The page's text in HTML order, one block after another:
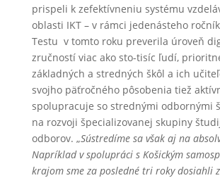
prispeli k zefektívneniu systému
oblasti IKT – v rámci jedenásteho
Testu v tomto roku preverila úroveň
zručností viac ako sto-tisíc ľudí,
základných a stredných škôl a ich
svojho päťročného pôsobenia tiež
spolupracuje so strednými odbornými
na rozvoji špecializovanej skupiny
odborov. „Sústredíme sa však aj na
Napríklad v spolupráci s Košickým
krajom sme za posledné tri roky dosiahli